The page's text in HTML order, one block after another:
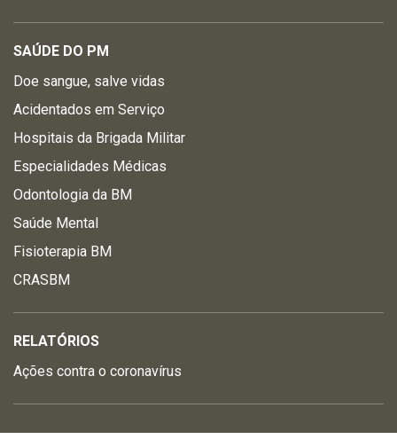
SAÚDE DO PM
Doe sangue, salve vidas
Acidentados em Serviço
Hospitais da Brigada Militar
Especialidades Médicas
Odontologia da BM
Saúde Mental
Fisioterapia BM
CRASBM
RELATÓRIOS
Ações contra o coronavírus